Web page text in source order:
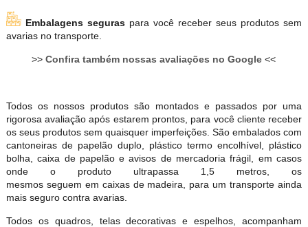
Embalagens seguras para você receber seus produtos sem
avarias no transporte.
>>Confira também nossas avaliações no Google <<
Todos os nossos produtos são montados e passados por uma
rigorosa avaliação após estarem prontos, para você cliente receber
os seus produtos sem quaisquer imperfeições. São embalados com
cantoneiras de papelão duplo, plástico termo encolhível, plástico
bolha, caixa de papelão e avisos de mercadoria frágil, em casos
onde o produto ultrapassa 1,5 metros, os
mesmos seguem em caixas de madeira, para um transporte ainda
mais seguro contra avarias.
Todos os quadros, telas decorativas e espelhos, acompanham